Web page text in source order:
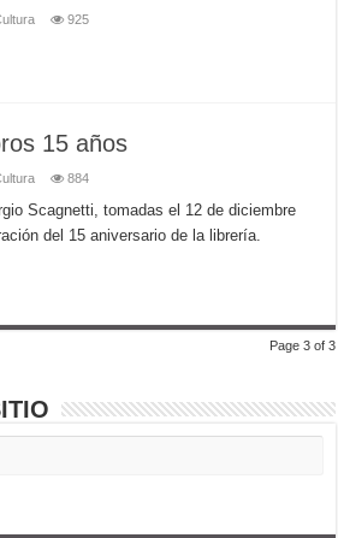
925
15 años
884
Scagnetti, tomadas el 12 de diciembre
del 15 aniversario de la librería.
Page 3 of 3